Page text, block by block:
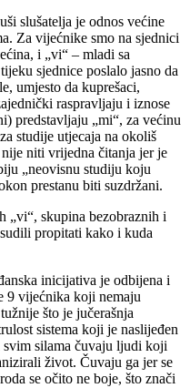
slušatelja je odnos većine
Za vijećnike smo na sjednici
i „vi“ – mladi sa
sjednice poslalo jasno da
umjesto da kuprešaci,
raspravljaju i iznose
predstavljaju „mi“, za većinu
studije utjecaja na okoliš
niti vrijedna čitanja jer je
„neovisnu studiju koju
prestanu biti suzdržani.
„vi“, skupina bezobraznih i
propitati kako i kuda
inicijativa je odbijena i
9 vijećnika koji nemaju
što je jučerašnja
sistema koji je naslijeđen
svim silama čuvaju ljudi koji
život. Čuvaju ga jer se
se očito ne boje, što znači